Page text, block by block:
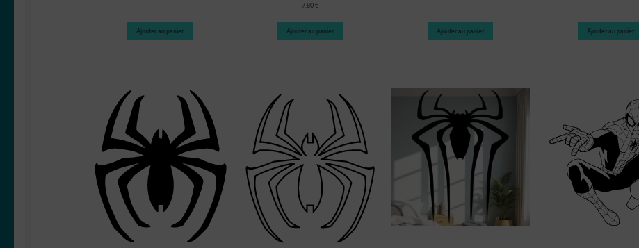
Ajouter au panier
7,80 €
Ajouter au panier Ajouter au panier Ajouter au panier